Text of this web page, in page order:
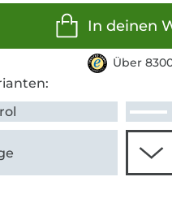
In deinen
Über